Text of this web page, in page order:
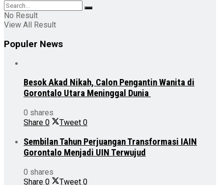
No Result
View All Result
Populer News
Besok Akad Nikah, Calon Pengantin Wanita di
Gorontalo Utara Meninggal Dunia
0 shares
Share 0 Tweet 0
Sembilan Tahun Perjuangan Transformasi IAIN
Gorontalo Menjadi UIN Terwujud
0 shares
Share 0 Tweet 0